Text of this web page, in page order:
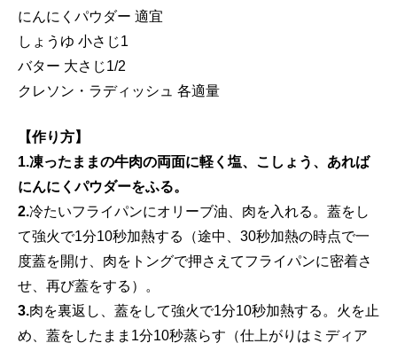
にんにくパウダー 適宜
しょうゆ 小さじ1
バター 大さじ1/2
クレソン・ラディッシュ 各適量
【作り方】
1.凍ったままの牛肉の両面に軽く塩、こしょう、あれば
にんにくパウダーをふる。
2.冷たいフライパンにオリーブ油、肉を入れる。蓋をし
て強火で1分10秒加熱する（途中、30秒加熱の時点で一
度蓋を開け、肉をトングで押さえてフライパンに密着さ
せ、再び蓋をする）。
3.肉を裏返し、蓋をして強火で1分10秒加熱する。火を止
め、蓋をしたまま1分10秒蒸らす（仕上がりはミディア